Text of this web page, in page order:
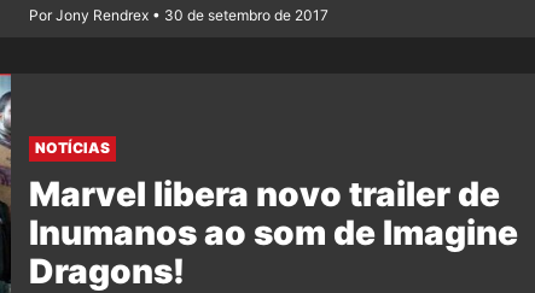
Por Jony Rendrex 30 de setembro de 2017
NOTÍCIAS
Marvel libera novo trailer de
Inumanos ao som de Imagine
Dragons!